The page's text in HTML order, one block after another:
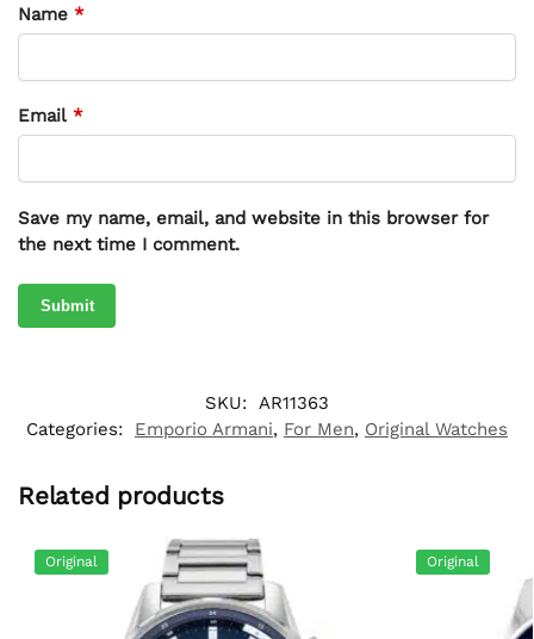
Name *
Email *
Save my name, email, and website in this browser for
the next time I comment.
SKU: AR11363
Categories:
Emporio Armani, For Men, Original Watches
Related products
Original Original